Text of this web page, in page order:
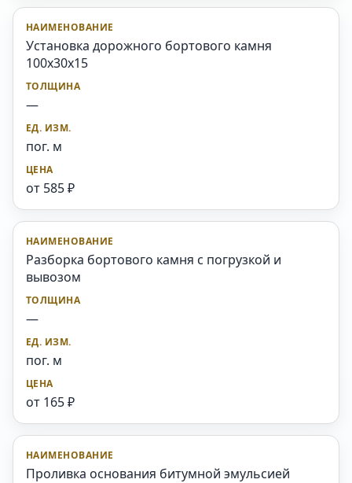
Установка дорожного бортового камня
100x30x15
—
пог. м
от 585 ₽
Разборка бортового камня с погрузкой и
вывозом
—
пог. м
от 165 ₽
Проливка основания битумной эмульсией